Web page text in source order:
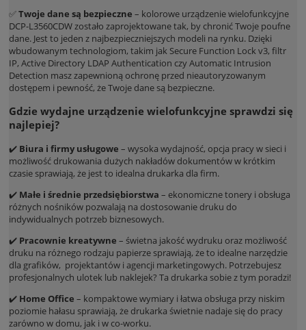
✅Twoje dane są bezpieczne – kolorowe urządzenie wielofunkcyjne
DCP-L3560CDW zostało zaprojektowane tak, by chronić Twoje poufne
dane. Jest to jeden z najbezpieczniejszych modeli na rynku. Dzięki
wbudowanym technologiom, takim jak Secure Function Lock v3, filtr
IP, Active Directory LDAP Authentication czy Automatic Intrusion
Detection masz zapewnioną ochronę przed nieautoryzowanym
dostępem i pewność, że Twoje dane są bezpieczne.
Gdzie wydajne urządzenie wielofunkcyjne sprawdzi się
najlepiej?
✔️ Biura i firmy usługowe – wysoka wydajność, opcja pracy w sieci i
możliwość drukowania dużych nakładów dokumentów w krótkim
czasie sprawiają, że jest to idealna drukarka dla firm.
✔️ Małe i średnie przedsiębiorstwa – ekonomiczne tonery i obsługa
różnych nośników pozwalają na dostosowanie druku do
indywidualnych potrzeb biznesowych.
✔️ Pracownie kreatywne – świetna jakość wydruku oraz możliwość
druku na różnego rodzaju papierze sprawiają, że to idealne narzędzie
dla grafików, projektantów i agencji marketingowych. Potrzebujesz
profesjonalnych ulotek lub naklejek? Ta drukarka sobie z tym poradzi!
✔️ Home Office – kompaktowe wymiary i łatwa obsługa przy niskim
poziomie hałasu sprawiają, że drukarka świetnie nadaje się do pracy
zarówno w domu, jak i w co-worku.